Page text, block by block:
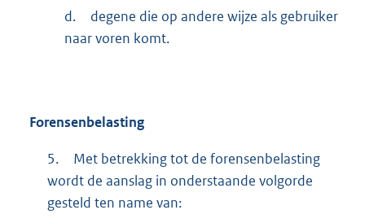
d.
degene die op andere wijze als gebruiker
naar voren komt.
Forensenbelasting
5.
Met betrekking tot de forensenbelasting
wordt de aanslag in onderstaande volgorde
gesteld ten name van: